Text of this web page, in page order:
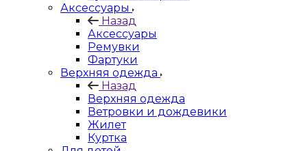
Аксессуары
Назад
Аксессуары
Ремувки
Фартуки
Верхняя одежда
Назад
Верхняя одежда
Ветровки и дождевики
Жилет
Куртка